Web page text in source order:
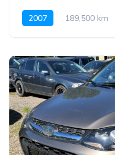
2007 189,500 km